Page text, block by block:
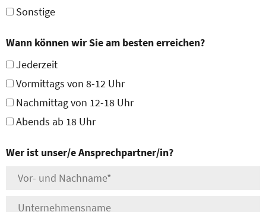
Sonstige
Wann können wir Sie am besten erreichen?
Jederzeit
Vormittags von 8-12 Uhr
Nachmittag von 12-18 Uhr
Abends ab 18 Uhr
Wer ist unser/e Ansprechpartner/in?